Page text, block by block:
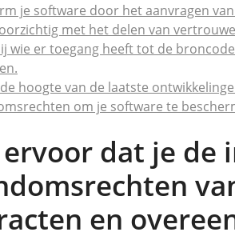
je software door het aanvragen
met het delen van
wie er toegang heeft tot de
hoogte van de laatste
om je software te
ervoor dat je de
en